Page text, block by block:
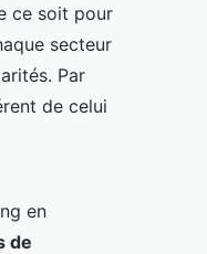
ce soit pour
secteur
Par
de celui
en
de